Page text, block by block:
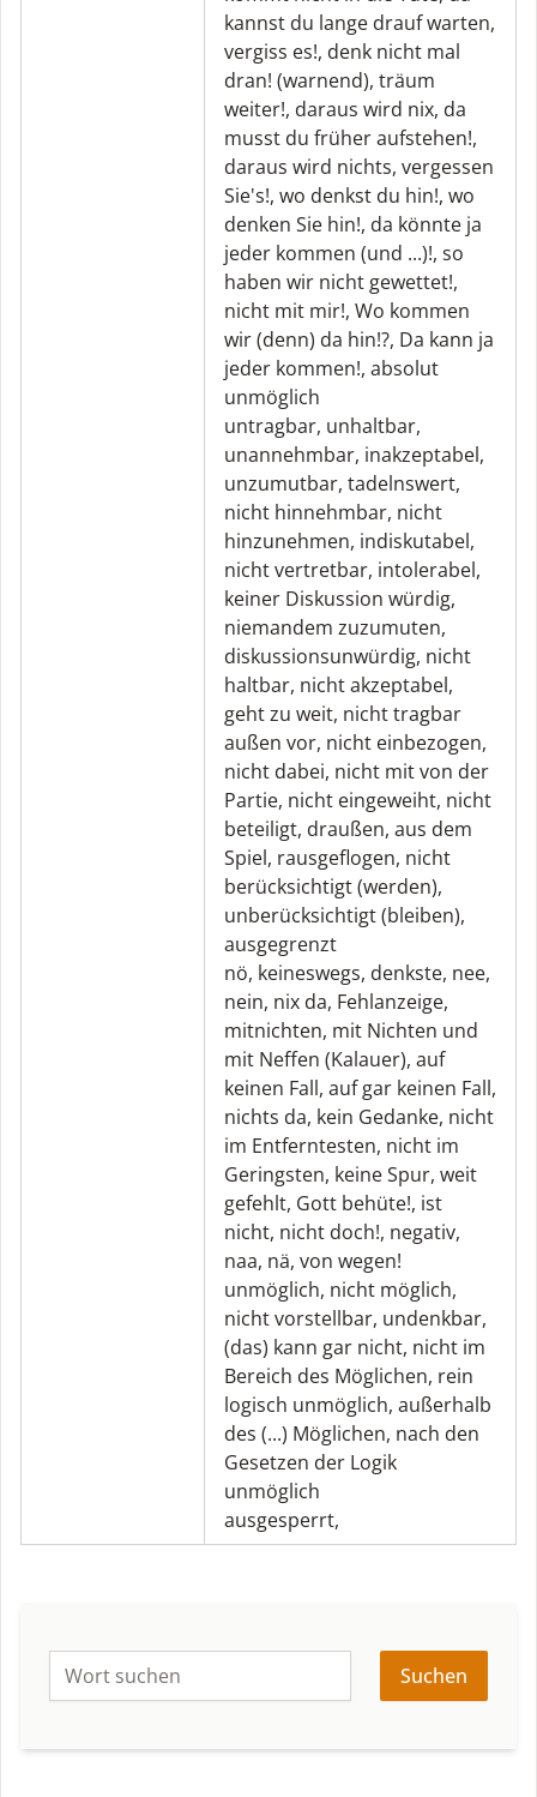
kannst du lange drauf warten,
vergiss es!, denk nicht mal
dran! (warnend), träum
weiter!, daraus wird nix, da
musst du früher aufstehen!,
daraus wird nichts, vergessen
Sie's!, wo denkst du hin!, wo
denken Sie hin!, da könnte ja
jeder kommen (und ...)!, so
haben wir nicht gewettet!,
nicht mit mir!, Wo kommen
wir (denn) da hin!?, Da kann ja
jeder kommen!, absolut
unmöglich
untragbar, unhaltbar,
unannehmbar, inakzeptabel,
unzumutbar, tadelnswert,
nicht hinnehmbar, nicht
hinzunehmen, indiskutabel,
nicht vertretbar, intolerabel,
keiner Diskussion würdig,
niemandem zuzumuten,
diskussionsunwürdig, nicht
haltbar, nicht akzeptabel,
geht zu weit, nicht tragbar
außen vor, nicht einbezogen,
nicht dabei, nicht mit von der
Partie, nicht eingeweiht, nicht
beteiligt, draußen, aus dem
Spiel, rausgeflogen, nicht
berücksichtigt (werden),
unberücksichtigt (bleiben),
ausgegrenzt
nö, keineswegs, denkste, nee,
nein, nix da, Fehlanzeige,
mitnichten, mit Nichten und
mit Neffen (Kalauer), auf
keinen Fall, auf gar keinen Fall,
nichts da, kein Gedanke, nicht
im Entferntesten, nicht im
Geringsten, keine Spur, weit
gefehlt, Gott behüte!, ist
nicht, nicht doch!, negativ,
naa, nä, von wegen!
unmöglich, nicht möglich,
nicht vorstellbar, undenkbar,
(das) kann gar nicht, nicht im
Bereich des Möglichen, rein
logisch unmöglich, außerhalb
des (...) Möglichen, nach den
Gesetzen der Logik
unmöglich
ausgesperrt,
Suchen